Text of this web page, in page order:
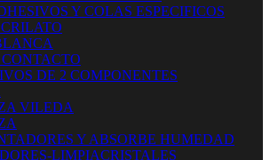
Y COLAS ESPECIFICOS
DE 2 COMPONENTES
VILEDA
Y ABSORBE HUMEDAD
LIMPIACRISTALES